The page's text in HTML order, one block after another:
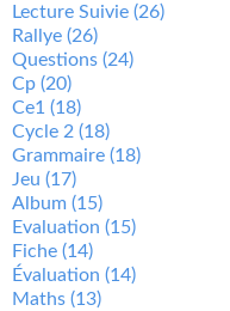
Lecture Suivie (26)
Rallye (26)
Questions (24)
Cp (20)
Ce1 (18)
Cycle 2 (18)
Grammaire (18)
Jeu (17)
Album (15)
Evaluation (15)
Fiche (14)
Évaluation (14)
Maths (13)